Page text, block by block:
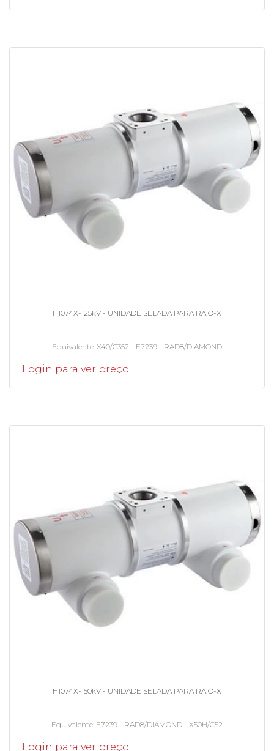
H1074X-125kV - UNIDADE SELADA PARA RAIO-X
Equivalente X40/C352 - E7239 - RAD8/DIAMOND
Login para ver preço
H1074X-150kV - UNIDADE SELADA PARA RAIO-X
Equivalente E7239 - RAD8/DIAMOND - X50H/C52
Login para ver preço